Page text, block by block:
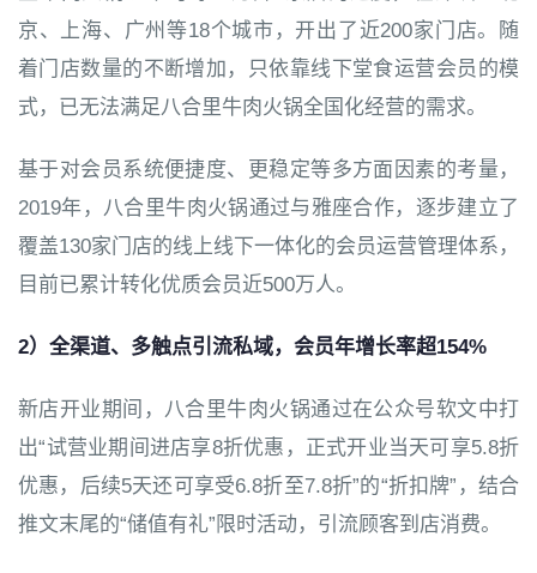
京、上海、广州等18个城市，开出了近200家门店。随
着门店数量的不断增加，只依靠线下堂食运营会员的模
式，已无法满足八合里牛肉火锅全国化经营的需求。
基于对会员系统便捷度、更稳定等多方面因素的考量，
2019年，八合里牛肉火锅通过与雅座合作，逐步建立了
覆盖130家门店的线上线下一体化的会员运营管理体系，
目前已累计转化优质会员近500万人。
2）全渠道、多触点引流私域，会员年增长率超154%
新店开业期间，八合里牛肉火锅通过在公众号软文中打
出“试营业期间进店享8折优惠，正式开业当天可享5.8折
优惠，后续5天还可享受6.8折至7.8折”的“折扣牌”，结合
推文末尾的“储值有礼”限时活动，引流顾客到店消费。